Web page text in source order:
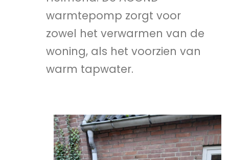
warmtepomp zorgt voor
zowel het verwarmen van de
woning, als het voorzien van
warm tapwater.